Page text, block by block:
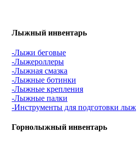
Лыжный инвентарь
-Лыжи беговые
-Лыжероллеры
-Лыжная смазка
-Лыжные ботинки
-Лыжные крепления
-Лыжные палки
-Инструменты для подготовки лыж
Горнолыжный инвентарь